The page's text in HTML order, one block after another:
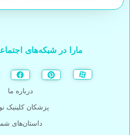
مارا در شبکه‌های
درباره ما
پزشکان کلینیک
داستان‌های